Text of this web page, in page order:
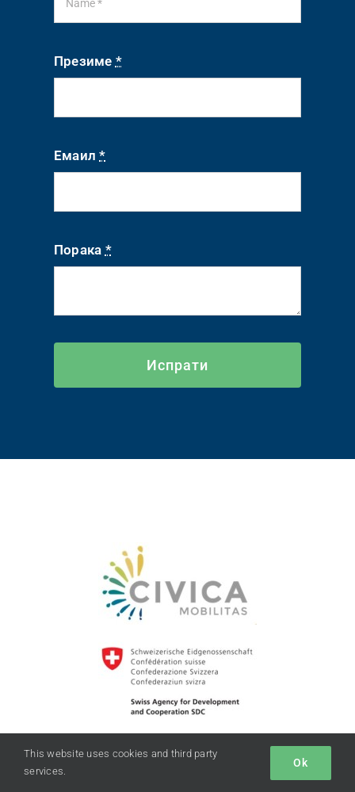
Презиме *
Емаил*
Порака *
Испрати
This website uses cookies and third party
services.
Ok